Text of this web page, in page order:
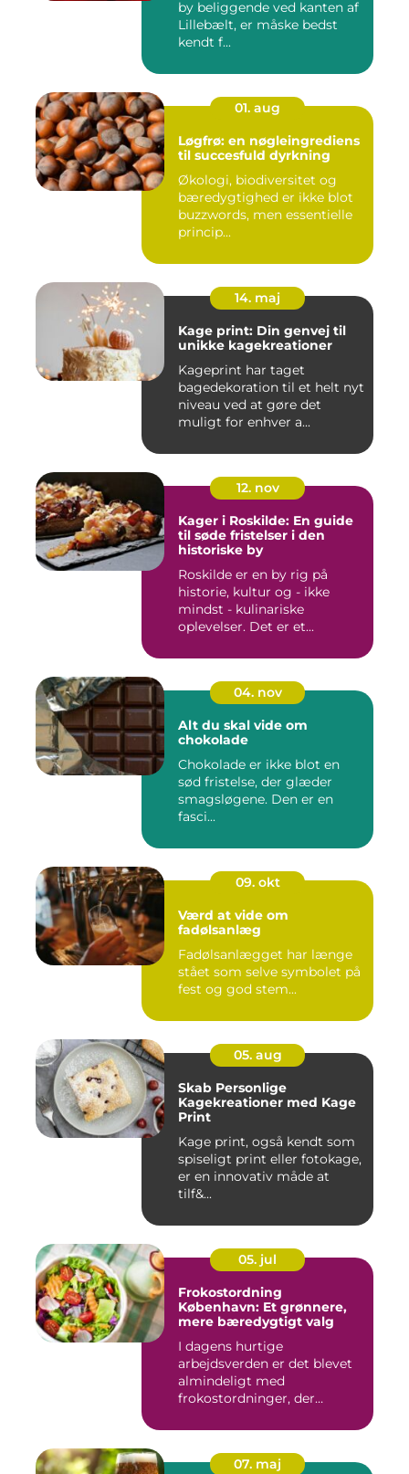
by beliggende ved kanten af
Lillebælt, er måske bedst
kendt f...
01. aug
Løgfrø: en nøgleingrediens
til succesfuld dyrkning
Økologi, biodiversitet og
bæredygtighed er ikke blot
buzzwords, men essentielle
princip...
14. maj
Kage print: Din genvej til
unikke kagekreationer
Kageprint har taget
bagedekoration til et helt nyt
niveau ved at gøre det
muligt for enhver a...
12. nov
Kager i Roskilde: En guide
til søde fristelser i den
historiske by
Roskilde er en by rig på
historie, kultur og - ikke
mindst - kulinariske
oplevelser. Det er et...
04. nov
Alt du skal vide om
chokolade
Chokolade er ikke blot en
sød fristelse, der glæder
smagsløgene. Den er en
fasci...
09. okt
Værd at vide om
fadølsanlæg
Fadølsanlægget har længe
stået som selve symbolet på
fest og god stem...
05. aug
Skab Personlige
Kagekreationer med Kage
Print
Kage print, også kendt som
spiseligt print eller fotokage,
er en innovativ måde at
tilf&...
05. jul
Frokostordning
København: Et grønnere,
mere bæredygtigt valg
I dagens hurtige
arbejdsverden er det blevet
almindeligt med
frokostordninger, der
07. maj